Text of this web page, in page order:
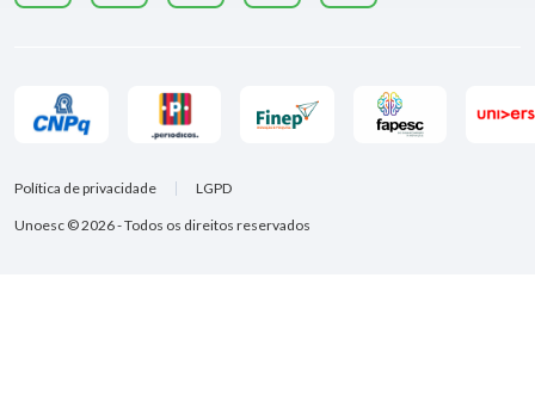
Unoesc © 2026 - Todos os direitos reservados
Política de privacidade LGPD